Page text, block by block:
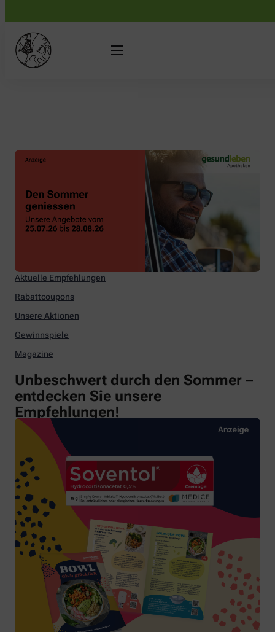
Aktuelle Empfehlungen
Rabattcoupons
Unsere Aktionen
Gewinnspiele
Magazine
Unbeschwert durch den Sommer –
entdecken Sie unsere
Empfehlungen!